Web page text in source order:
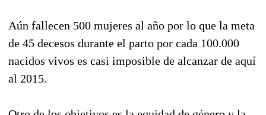
Aún fallecen 500 mujeres al año por lo que la meta
de 45 decesos durante el parto por cada 100.000
nacidos vivos es casi imposible de alcanzar de aquí
al 2015.